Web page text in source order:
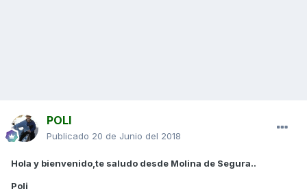
POLI
Publicado 20 de Junio del 2018
Hola y bienvenido,te saludo desde Molina de Segura..
Poli